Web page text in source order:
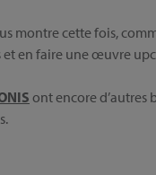
montre cette fois,
et en faire une œuvre
ont encore d’autres